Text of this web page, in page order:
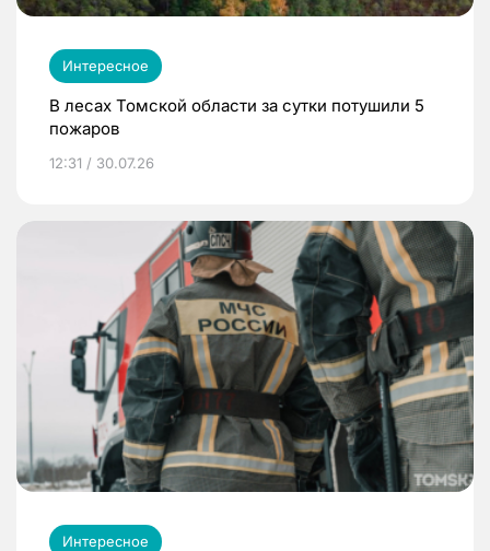
Интересное
В лесах Томской области за сутки потушили 5
пожаров
12:31 / 30.07.26
Интересное